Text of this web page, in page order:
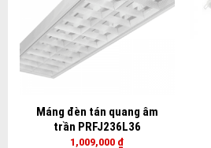
Máng đèn tán quang âm
trần PRFJ236L36
1,009,000 ₫